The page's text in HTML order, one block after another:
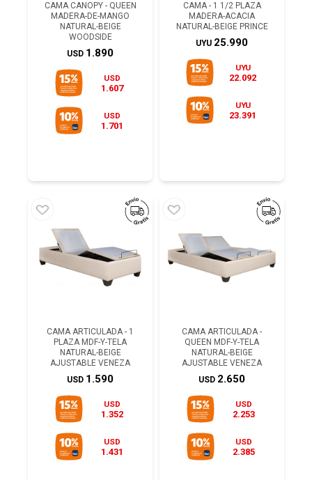
CAMA CANOPY - QUEEN
MADERA-DE-MANGO
NATURAL-BEIGE
WOODSIDE
USD 1.890
USD
1.607
USD
1.701
CAMA - 1 1/2 PLAZA
MADERA-ACACIA
NATURAL-BEIGE PRINCE
UYU 25.990
UYU
22.092
UYU
23.391
CAMA ARTICULADA - 1
PLAZA MDF-Y-TELA
NATURAL-BEIGE
AJUSTABLE VENEZA
USD 1.590
USD
1.352
USD
1.431
CAMA ARTICULADA -
QUEEN MDF-Y-TELA
NATURAL-BEIGE
AJUSTABLE VENEZA
USD 2.650
USD
2.253
USD
2.385